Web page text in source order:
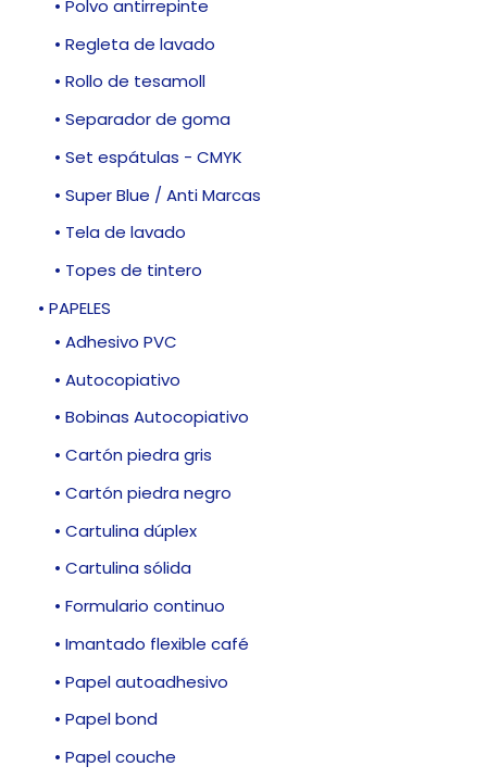
• Polvo antirrepinte
• Regleta de lavado
• Rollo de tesamoll
• Separador de goma
• Set espátulas - CMYK
• Super Blue / Anti Marcas
• Tela de lavado
• Topes de tintero
• PAPELES
• Adhesivo PVC
• Autocopiativo
• Bobinas Autocopiativo
• Cartón piedra gris
• Cartón piedra negro
• Cartulina dúplex
• Cartulina sólida
• Formulario continuo
• Imantado flexible café
• Papel autoadhesivo
• Papel bond
• Papel couche